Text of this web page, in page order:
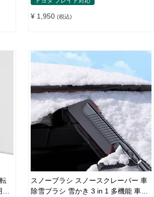
¥ 1,950 (税込)
スノーブラシ スノースクレーパー 車
除雪ブラシ 雪かき 3 in 1 多機能 車用